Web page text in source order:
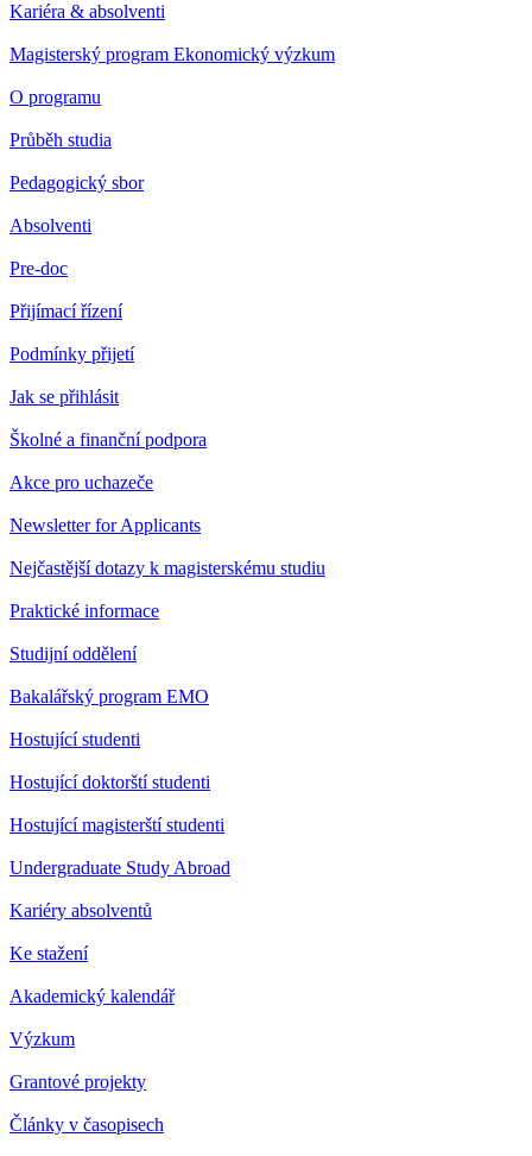
Kariéra & absolventi
Magisterský program Ekonomický výzkum
O programu
Průběh studia
Pedagogický sbor
Absolventi
Pre-doc
Přijímací řízení
Podmínky přijetí
Jak se přihlásit
Školné a finanční podpora
Akce pro uchazeče
Newsletter for Applicants
Nejčastější dotazy k magisterskému studiu
Praktické informace
Studijní oddělení
Bakalářský program EMO
Hostující studenti
Hostující doktorští studenti
Hostující magisterští studenti
Undergraduate Study Abroad
Kariéry absolventů
Ke stažení
Akademický kalendář
Výzkum
Grantové projekty
Články v časopisech